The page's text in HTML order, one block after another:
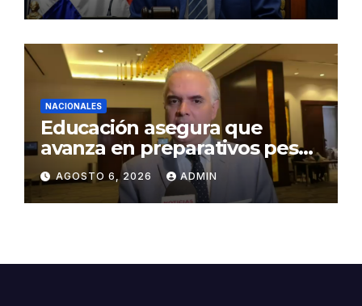
NACIONALES
Educación asegura que
avanza en preparativos pese
a denuncias por falta de
aulas y maestros
AGOSTO 6, 2026 ADMIN